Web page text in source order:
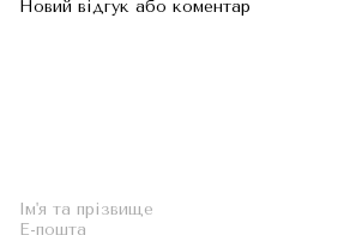
Новий відгук або коментар